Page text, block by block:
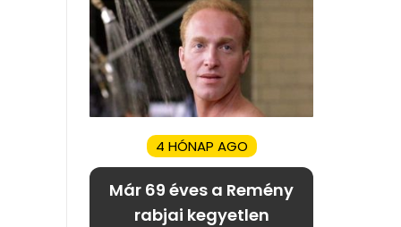
4 HÓNAP AGO
Már 69 éves a Remény
rabjai kegyetlen